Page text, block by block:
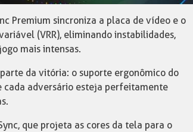
Premium sincroniza a placa de vídeo e o
(VRR), eliminando instabilidades,
mais intensas.
da vitória: o suporte ergonômico do
cada adversário esteja perfeitamente
que projeta as cores da tela para o